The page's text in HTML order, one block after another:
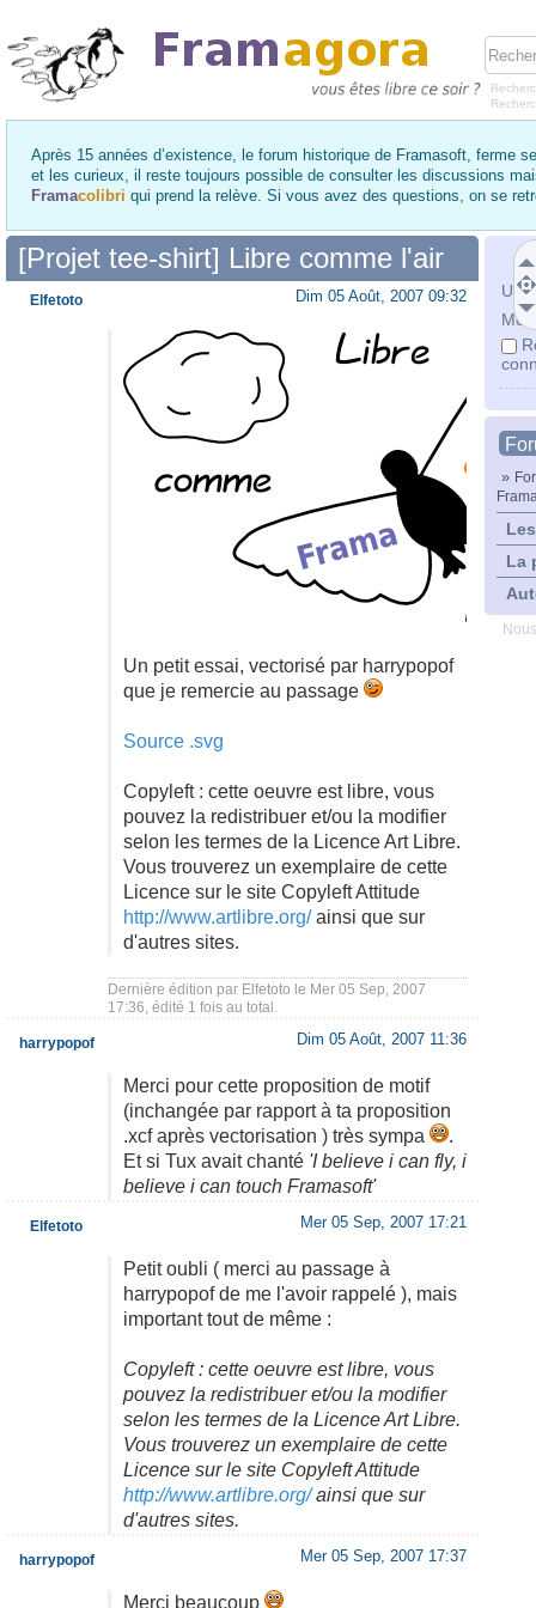
Après 15 années d’existence, le forum historique de Framasoft, ferme
et les curieux, il reste toujours possible de consulter les discussions
Framacolibri qui prend la relève. Si vous avez des questions, on se
Mot
»
La
[Projet tee-shirt] Libre comme l'air
Dim 05 Août, 2007 09:32
Un petit essai, vectorisé par harrypopof
que je remercie au passage
Source .svg
Copyleft : cette oeuvre est libre, vous
pouvez la redistribuer et/ou la modifier
selon les termes de la Licence Art Libre.
Vous trouverez un exemplaire de cette
Licence sur le site Copyleft Attitude
http://www.artlibre.org/ainsi que sur
d'autres sites.
Dernière édition par Elfetoto le Mer 05 Sep, 2007
17:36, édité 1 fois au total.
Elfetoto
Dim 05 Août, 2007 11:36
Merci pour cette proposition de motif
(inchangée par rapport à ta proposition
.xcf après vectorisation ) très sympa
.
Et si Tux avait chanté 'I believe i can fly, i
believe i can touch Framasoft'
harrypopof
Mer 05 Sep, 2007 17:21
Petit oubli ( merci au passage à
harrypopof de me l'avoir rappelé ), mais
important tout de même :
Copyleft : cette oeuvre est libre, vous
pouvez la redistribuer et/ou la modifier
selon les termes de la Licence Art Libre.
Vous trouverez un exemplaire de cette
Licence sur le site Copyleft Attitude
http://www.artlibre.org/ainsi que sur
d'autres sites.
Elfetoto
Mer 05 Sep, 2007 17:37
Merci beaucoup
harrypopof